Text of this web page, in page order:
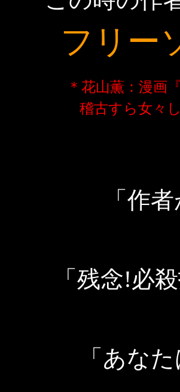
フリー
＊花山薫：漫画
稽古すら女々
「作
「残念!必
「あな